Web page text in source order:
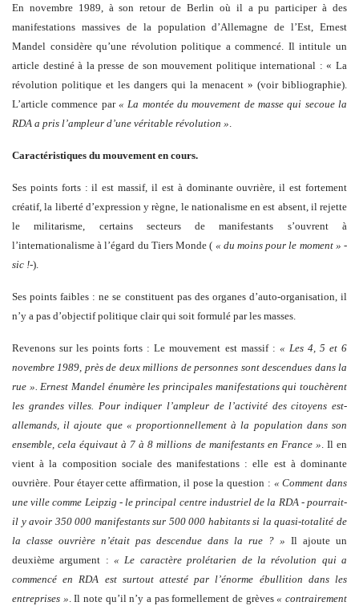
En novembre 1989, à son retour de Berlin où il a pu participer à des
manifestations massives de la population d’Allemagne de l’Est, Ernest
Mandel considère qu’une révolution politique a commencé. Il intitule un
article destiné à la presse de son mouvement politique international : « La
révolution politique et les dangers qui la menacent » (voir bibliographie).
L’article commence par « La montée du mouvement de masse qui secoue la
RDA a pris l’ampleur d’une véritable révolution »
Caractéristiques du mouvement en cours.
Ses points forts : il est massif, il est à dominante ouvrière, il est fortement
créatif, la liberté d’expression y règne, le nationalisme en est absent, il rejette
le militarisme, certains secteurs de manifestants s’ouvrent à
l’internationalisme à l’égard du Tiers Monde ( « du moins pour le moment » -
sic !-).
Ses points faibles : ne se constituent pas des organes d’auto-organisation, il
n’y a pas d’objectif politique clair qui soit formulé par les masses.
Revenons sur les points forts : Le mouvement est massif : « Les 4, 5 et 6
novembre 1989, près de deux millions de personnes sont descendues dans la
rue ». Ernest Mandel énumère les principales manifestations qui touchèrent
les grandes villes. Pour indiquer l’ampleur de l’activité des citoyens est-
allemands, il ajoute que « proportionnellement à la population dans son
ensemble, cela équivaut à 7 à 8 millions de manifestants en France » . Il en
vient à la composition sociale des manifestations : elle est à dominante
ouvrière. Pour étayer cette affirmation, il pose la question : « Comment dans
une ville comme Leipzig - le principal centre industriel de la RDA - pourrait-
il y avoir 350 000 manifestants sur 500 000 habitants si la quasi-totalité de
la classe ouvrière n’était pas descendue dans la rue ? » Il ajoute un
deuxième argument :« Le caractère prolétarien de la révolution qui a
commencé en RDA est surtout attesté par l’énorme ébullition dans les
entreprises » . Il note qu’il n’y a pas formellement de grèves« contrairement